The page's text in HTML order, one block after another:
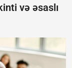
və əsaslı